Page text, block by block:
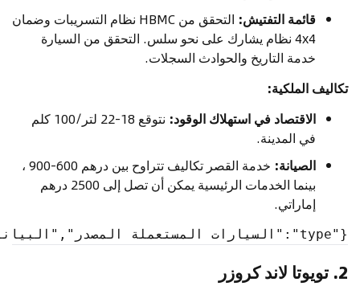
قائمة التفتيش:
التحقق من HBMC نظام التسريبات وضمان
4x4 نظام يشارك على نحو سلس. التحقق من السيارة
خدمة التاريخ والحوادث السجلات.
تكاليف الملكية:
الاقتصاد في استهلاك الوقود:
نتوقع 18-22 لتر/100 كلم
في المدينة.
الصيانة:
خدمة القصر تكاليف تتراوح بين درهم 600-900 ،
بينما الخدمات الرئيسية يمكن أن تصل إلى 2500 درهم
إماراتي.
{"type":"السيارات المستعملة المصدر","البيانات":{"id":"2407","brandSlug":"نيسان", "modelSlug":"نيسان باترول" ، "modelName": "نيسان باترول" ، "modelNameAr": "نيسان باترول","فرعي":"AE"}}
2. تويوتا لاند كروزر